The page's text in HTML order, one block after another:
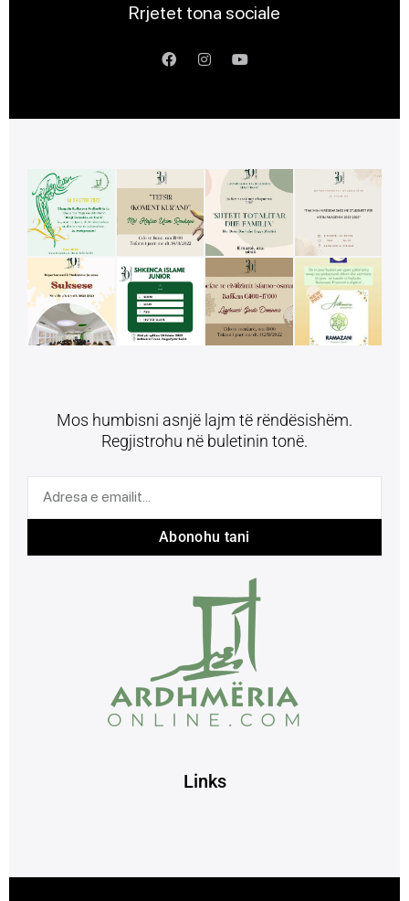
Rrjetet tona sociale
Mos humbisni asnjë lajm të rëndësishëm.
Regjistrohu në buletinin tonë.
Abonohu tani
Links